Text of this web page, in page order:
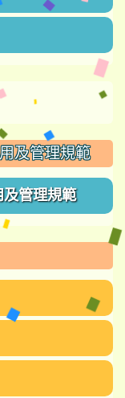
及管理規範
管理規範